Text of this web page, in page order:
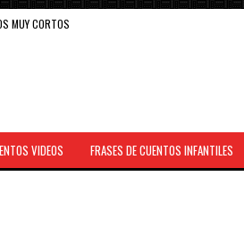
MUY CORTOS
VIDEOS FRASES DE CUENTOS INFANTILES